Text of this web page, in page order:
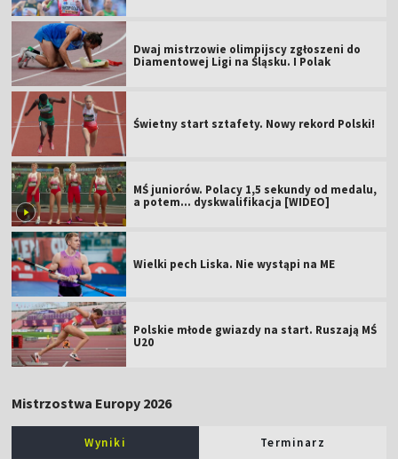
Dwaj mistrzowie olimpijscy zgłoszeni do
Diamentowej Ligi na Śląsku. I Polak
Świetny start sztafety. Nowy rekord Polski!
MŚ juniorów. Polacy 1,5 sekundy od medalu,
a potem... dyskwalifikacja [WIDEO]
Wielki pech Liska. Nie wystąpi na ME
Polskie młode gwiazdy na start. Ruszają MŚ
U20
Mistrzostwa Europy 2026
Wyniki Terminarz